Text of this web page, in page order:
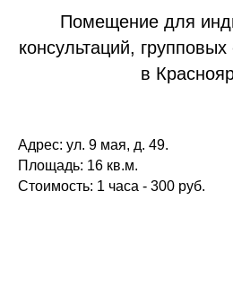
Помещение для
консультаций,
в
Адрес: ул. 9 мая, д. 49.
Площадь: 16 кв.м.
Стоимость: 1 часа - 300 руб.